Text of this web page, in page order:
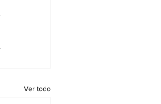
Ver todo